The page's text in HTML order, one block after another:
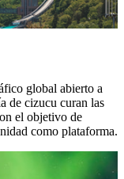
global abierto a
de cizucu curan las
el objetivo de
como plataforma.